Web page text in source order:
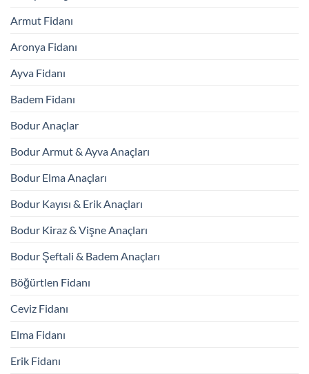
Armut Fidanı
Aronya Fidanı
Ayva Fidanı
Badem Fidanı
Bodur Anaçlar
Bodur Armut & Ayva Anaçları
Bodur Elma Anaçları
Bodur Kayısı & Erik Anaçları
Bodur Kiraz & Vişne Anaçları
Bodur Şeftali & Badem Anaçları
Böğürtlen Fidanı
Ceviz Fidanı
Elma Fidanı
Erik Fidanı